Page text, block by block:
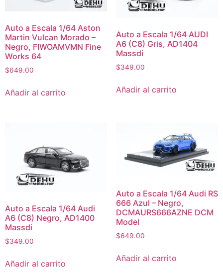
Auto a Escala 1/64 Aston
Martin Vulcan Morado –
Negro, FIWOAMVMN Fine
Works 64
$649.00
Añadir al carrito
Auto a Escala 1/64 AUDI
A6 (C8) Gris, AD1404
Massdi
$349.00
Añadir al carrito
Auto a Escala 1/64 Audi
A6 (C8) Negro, AD1400
Massdi
$349.00
Añadir al carrito
Auto a Escala 1/64 Audi RS
666 Azul – Negro,
DCMAURS666AZNE DCM
Model
$649.00
Añadir al carrito